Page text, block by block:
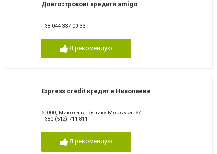
Довгострокові кредити amigo
+38 044 337 00 33
Я рекомендую
Express credit кредит в Николаеве
54000, Миколаїв, Велика Морська, 87
+380 (512) 711-811
Я рекомендую